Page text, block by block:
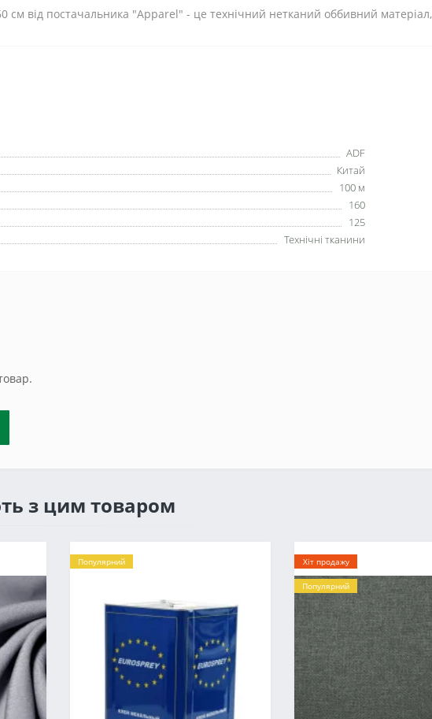
см від постачальника "Apparel" - це технічний нетканий оббивний
ADF
Китай
100 м
160
125
Технічні тканини
з цим товаром
Популярний Хіт продажу
Популярний